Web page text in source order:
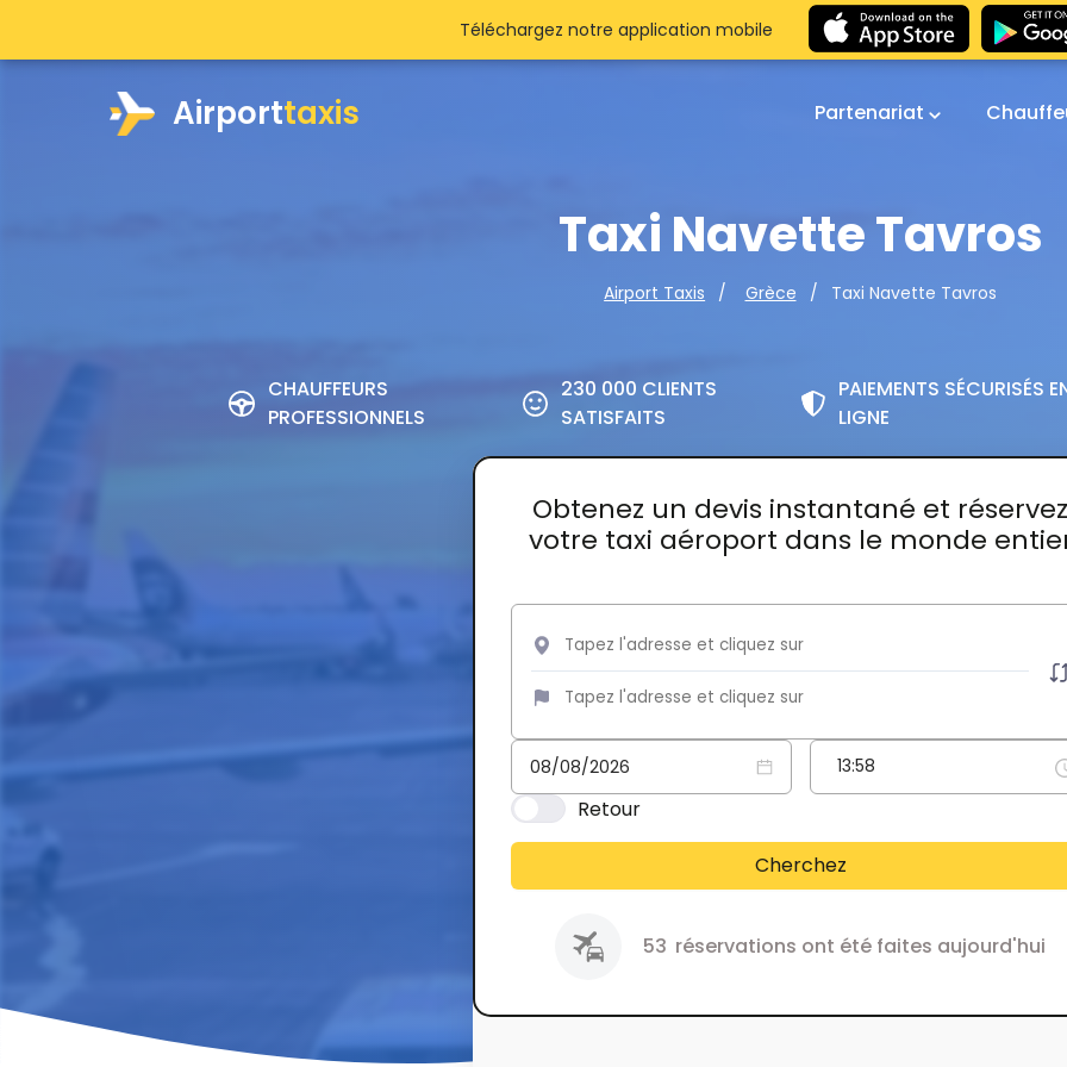
Airporttaxis Partenariat
Taxi Navette Tavros
Airport Taxis Grèce Taxi Navette Tavros
CHAUFFEURS
PROFESSIONNELS
230 000 CLIENTS
SATISFAITS
PAIEMENTS SÉCURISÉS
LIGNE
Obtenez un devis instantané et réservez
votre taxi aéroport dans le monde
Retour
Cherchez
53 réservations ont été faites aujourd'hui
Téléchargez notre application mobile